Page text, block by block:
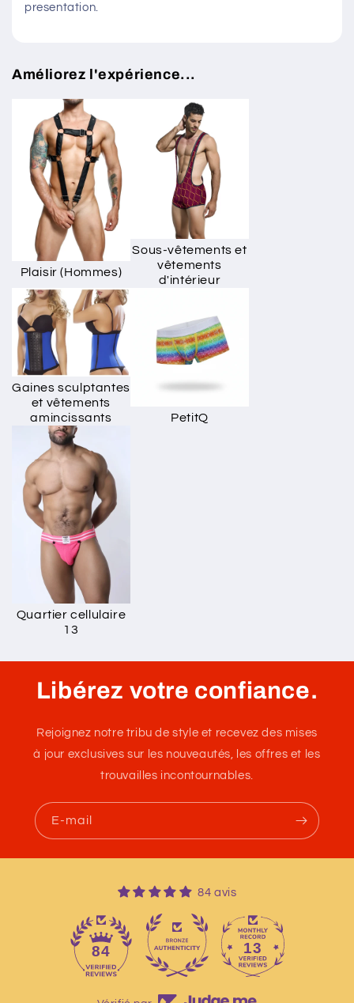
presentation.
Améliorez l'expérience...
Plaisir (Hommes)
Sous-vêtements et
vêtements
d'intérieur
Gaines sculptantes
et vêtements
amincissants
PetitQ
Quartier cellulaire
13
Libérez votre confiance.
Rejoignez notre tribu de style et recevez des mises
à jour exclusives sur les nouveautés, les offres et les
trouvailles incontournables.
E-mail
84 avis
84